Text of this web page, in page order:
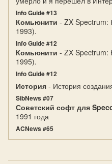
Info Guide #13
Комьюнити - ZX Spectrum:
1993).
Info Guide #12
Комьюнити - ZX Spectrum:
1995).
Info Guide #12
История - История
SibNews #07
Советский софт для
1991 года
ACNews #65